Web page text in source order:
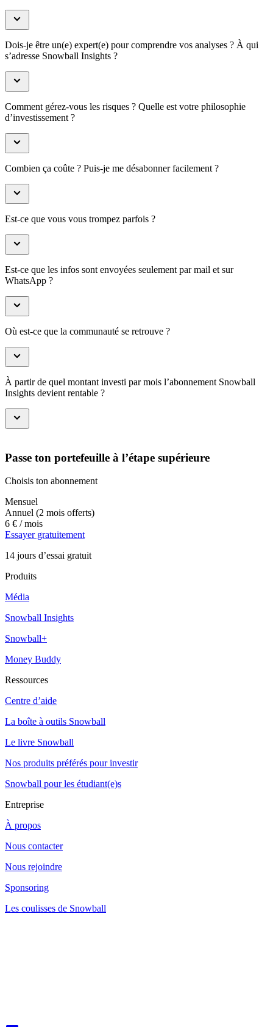
Dois-je être un(e) expert(e) pour comprendre vos analyses ? À qui
s’adresse Snowball Insights ?
Comment gérez-vous les risques ? Quelle est votre philosophie
d’investissement ?
Combien ça coûte ? Puis-je me désabonner facilement ?
Est-ce que vous vous trompez parfois ?
Est-ce que les infos sont envoyées seulement par mail et sur
WhatsApp ?
Où est-ce que la communauté se retrouve ?
À partir de quel montant investi par mois l’abonnement Snowball
Insights devient rentable ?
Passe ton portefeuille à l’étape supérieure
Choisis ton abonnement
Mensuel
Annuel (2 mois offerts)
6 € / mois
Essayer gratuitement
14 jours d’essai gratuit
Produits
Média
Snowball Insights
Snowball+
Money Buddy
Ressources
Centre d’aide
La boîte à outils Snowball
Le livre Snowball
Nos produits préférés pour investir
Snowball pour les étudiant(e)s
Entreprise
À propos
Nous contacter
Nous rejoindre
Sponsoring
Les coulisses de Snowball